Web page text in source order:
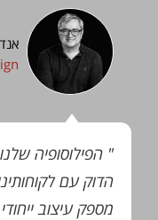
" הפילוסופיה
הדוק עם
מספק עיצוב